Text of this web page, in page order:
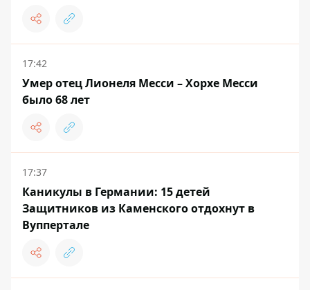
17:42
Умер отец Лионеля Месси – Хорхе Месси
было 68 лет
17:37
Каникулы в Германии: 15 детей
Защитников из Каменского отдохнут в
Вуппертале